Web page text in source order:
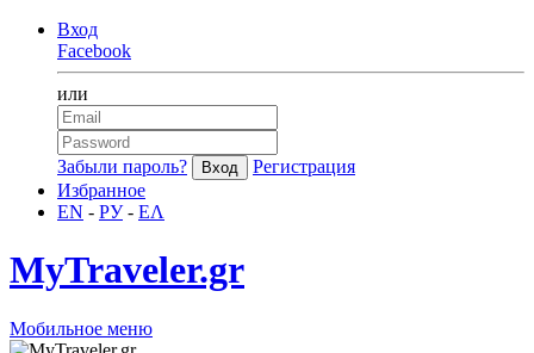
Вход
Facebook
или
Забыли пароль?
Регистрация
Избранное
EN - РУ- ΕΛ
MyTraveler.gr
Мобильное меню